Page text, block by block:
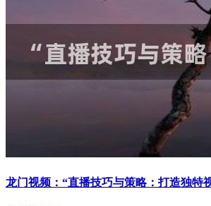
龙门视频：“直播技巧与策略：打造独特